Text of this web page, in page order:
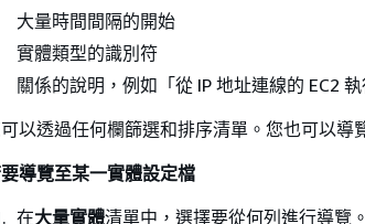
大量時間間隔的開始
實體類型的識別符
關係的說明，例如「從 IP 地址連線的 EC2 執
以透過任何欄篩選和排序清單。您也可以導
導覽至某一實體設定檔
在大量實體清單中，選擇要從何列進行導覽。